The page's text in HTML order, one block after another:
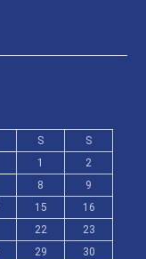
S
S
1
2
8
9
15
16
22
23
29
30